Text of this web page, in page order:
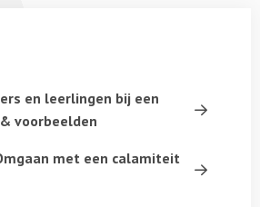
en leerlingen bij een
voorbeelden
met een calamiteit